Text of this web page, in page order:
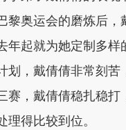
黎奥运会的磨炼后，
年起就为她定制多样
划，戴倩倩非常刻苦
赛，戴倩倩稳扎稳打
理得比较到位。